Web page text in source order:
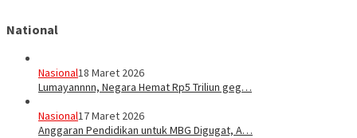
National
Nasional18 Maret 2026
Lumayannnn, Negara Hemat Rp5 Triliun geg…
Nasional17 Maret 2026
Anggaran Pendidikan untuk MBG Digugat, A…